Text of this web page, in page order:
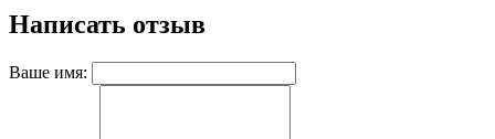
Написать отзыв
Ваше имя: